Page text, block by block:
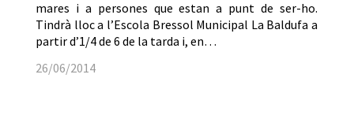
mares i a persones que estan a punt de ser-ho.
Tindrà lloc a l’Escola Bressol Municipal La Baldufa a
partir d’1/4 de 6 de la tarda i, en…
26/06/2014